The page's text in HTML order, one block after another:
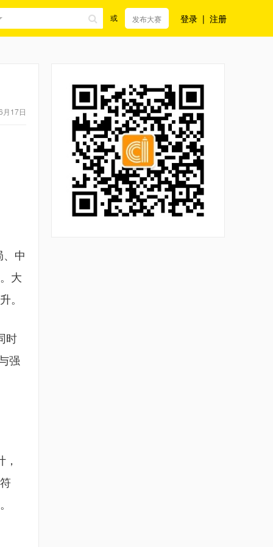
或 发布大赛 登录 | 注册
月17日
、中
大
。
时
强